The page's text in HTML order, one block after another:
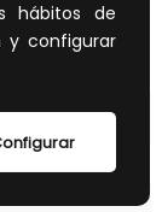
hábitos de
y configurar